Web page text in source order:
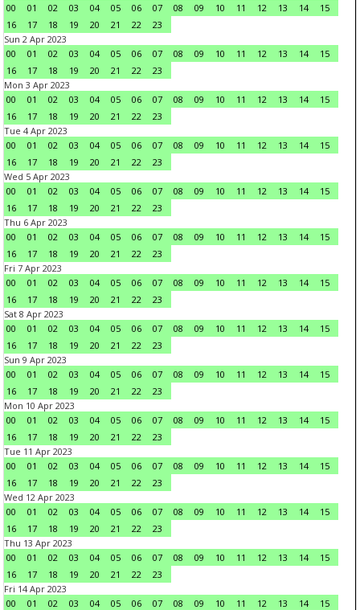
00
01 02 03 04 05 06 07 08 09 10 11 12 13 14
15
16
17 18 19 20 21 22
23
Sun 2 Apr 2023
00
01 02 03 04 05 06 07 08 09 10 11 12 13 14
15
16
17 18 19 20 21 22
23
Mon 3 Apr 2023
00
01 02 03 04 05 06 07 08 09 10 11 12 13 14
15
16
17 18 19 20 21 22
23
Tue 4 Apr 2023
00
01 02 03 04 05 06 07 08 09 10 11 12 13 14
15
16
17 18 19 20 21 22
23
Wed 5 Apr 2023
00
01 02 03 04 05 06 07 08 09 10 11 12 13 14
15
16
17 18 19 20 21 22
23
Thu 6 Apr 2023
00
01 02 03 04 05 06 07 08 09 10 11 12 13 14
15
16
17 18 19 20 21 22
23
Fri 7 Apr 2023
00
01 02 03 04 05 06 07 08 09 10 11 12 13 14
15
16
17 18 19 20 21 22
23
Sat 8 Apr 2023
00
01 02 03 04 05 06 07 08 09 10 11 12 13 14
15
16
17 18 19 20 21 22
23
Sun 9 Apr 2023
00
01 02 03 04 05 06 07 08 09 10 11 12 13 14
15
16
17 18 19 20 21 22
23
Mon 10 Apr 2023
00
01 02 03 04 05 06 07 08 09 10 11 12 13 14
15
16
17 18 19 20 21 22
23
Tue 11 Apr 2023
00
01 02 03 04 05 06 07 08 09 10 11 12 13 14
15
16
17 18 19 20 21 22
23
Wed 12 Apr 2023
00
01 02 03 04 05 06 07 08 09 10 11 12 13 14
15
16
17 18 19 20 21 22
23
Thu 13 Apr 2023
00
01 02 03 04 05 06 07 08 09 10 11 12 13 14
15
16
17 18 19 20 21 22
23
Fri 14 Apr 2023
00
01 02 03 04 05 06 07 08 09 10 11 12 13 14
15